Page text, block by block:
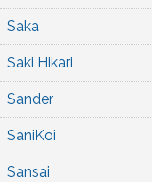
Saka
Saki Hikari
Sander
SaniKoi
Sansai